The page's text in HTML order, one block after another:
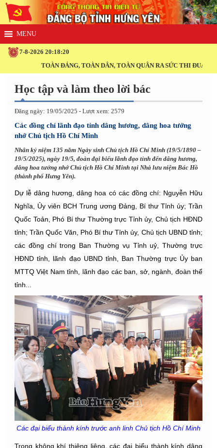
7-8-2026 20:18:21
TOÀN ĐẢNG, TOÀN DÂN, TOÀN QUÂN RA SỨC THI ĐUA
Học tập và làm theo lời bác
Đăng ngày: 19/05/2025 - Lượt xem: 2579
Các đồng chí lãnh đạo tỉnh dâng hương, dâng hoa tưởng
nhớ Chủ tịch Hồ Chí Minh
Nhân kỷ niệm 135 năm Ngày sinh Chủ tịch Hồ Chí Minh (19/5/1890 –
19/5/2025), ngày 19/5, đoàn đại biểu lãnh đạo tỉnh đến dâng hương,
dâng hoa tưởng nhớ Chủ tịch Hồ Chí Minh tại Nhà lưu niệm Bác Hồ
(thành phố Hưng Yên).
Dự lễ dâng hương, dâng hoa có các đồng chí: Nguyễn Hữu
Nghĩa, Ủy viên BCH Trung ương Đảng, Bí thư Tỉnh ủy; Trần
Quốc Toản, Phó Bí thư Thường trực Tỉnh ủy, Chủ tịch HĐND
tỉnh; Trần Quốc Văn, Phó Bí thư Tỉnh ủy, Chủ tịch UBND tỉnh;
các đồng chí trong Ban Thường vụ Tỉnh uỷ, Thường trực
HĐND tỉnh, lãnh đạo UBND tỉnh, Ban Thường trực Ủy ban
MTTQ Việt Nam tỉnh, lãnh đạo các ban, sở, ngành, đoàn thể
tỉnh...
Các đại biểu thành kính trước anh linh Chủ tịch Hồ Chí Minh
Trong không khí thiêng liêng, các đại biểu thành kính dâng